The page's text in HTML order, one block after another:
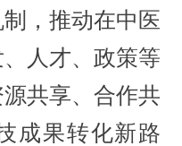
，推动在中医
人才、政策等
共享、合作共
成果转化新路